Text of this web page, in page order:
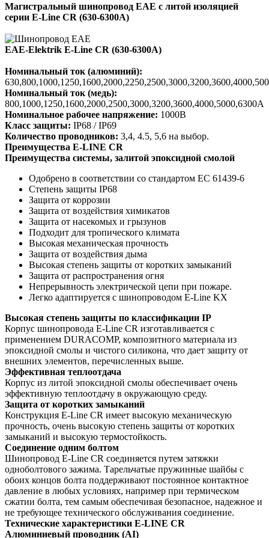
Магистральный шинопровод ЕАЕ с литой изоляцией
серии E-Line CR (630-6300А)
EAE-Elektrik E-Line CR (630-6300А)
Номинальный ток (алюминий):
Номинальный ток (медь):
800,1000,1250,1600,2000,2500,3000,3200,3600,4000,5000,6300A
Номинальное рабочее напряжение: 1000В
Класс защиты: IP68 / IP69
Количество проводников: 3,4, 4.5, 5,6 на выбор.
Преимущества E-LINE CR
Преимущества системы, залитой эпоксидной смолой
Одобрено в соответствии со стандартом EC 61439-6
Степень защиты IP68
Защита от коррозии
Защита от воздействия химикатов
Защита от насекомых и грызунов
Подходит для тропического климата
Высокая механическая прочность
Защита от воздействия дыма
Высокая степень защиты от коротких замыканий
Защита от распространения огня
Непрерывность электрической цепи при пожаре.
Легко адаптируется с шинопроводом E-Line KX
Высокая степень защиты по классификации IP
Корпус шинопровода E-Line CR изготавливается с
применением DURACOMP, композитного материала из
эпоксидной смолы и чистого силикона, что дает защиту от
внешних элементов, перечисленных выше.
Эффективная теплоотдача
Корпус из литой эпоксидной смолы обеспечивает очень
эффективную теплоотдачу в окружающую среду.
Защита от коротких замыканий
Конструкция E-Line CR имеет высокую механическую
прочность, очень высокую степень защиты от коротких
замыканий и высокую термостойкость.
Соединение одним болтом
Шинопровод E-Line CR соединяется путем затяжки
одноболтового зажима. Тарельчатые пружинные шайбы с
обоих концов болта поддерживают постоянное контактное
давление в любых условиях, например при термическом
сжатии болта, тем самым обеспечивая безопасное, надежное и
не требующее технического обслуживания соединение.
Технические характеристики E-LINE CR
Алюминиевый проводник (AI)